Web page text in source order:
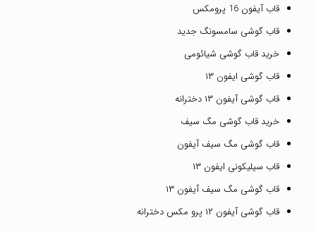
قاب آیفون 16 پرومکس
قاب گوشی سامسونگ جدید
خرید قاب گوشی شیائومی
قاب گوشی ایفون ۱۳
قاب گوشی آیفون ۱۳ دخترانه
خرید قاب گوشی مگ سیف
قاب گوشی مگ سیف آیفون
قاب سیلیکونی ایفون ۱۳
قاب گوشی مگ سیف آیفون ۱۳
قاب گوشی آیفون ۱۲ پرو مکس دخترانه